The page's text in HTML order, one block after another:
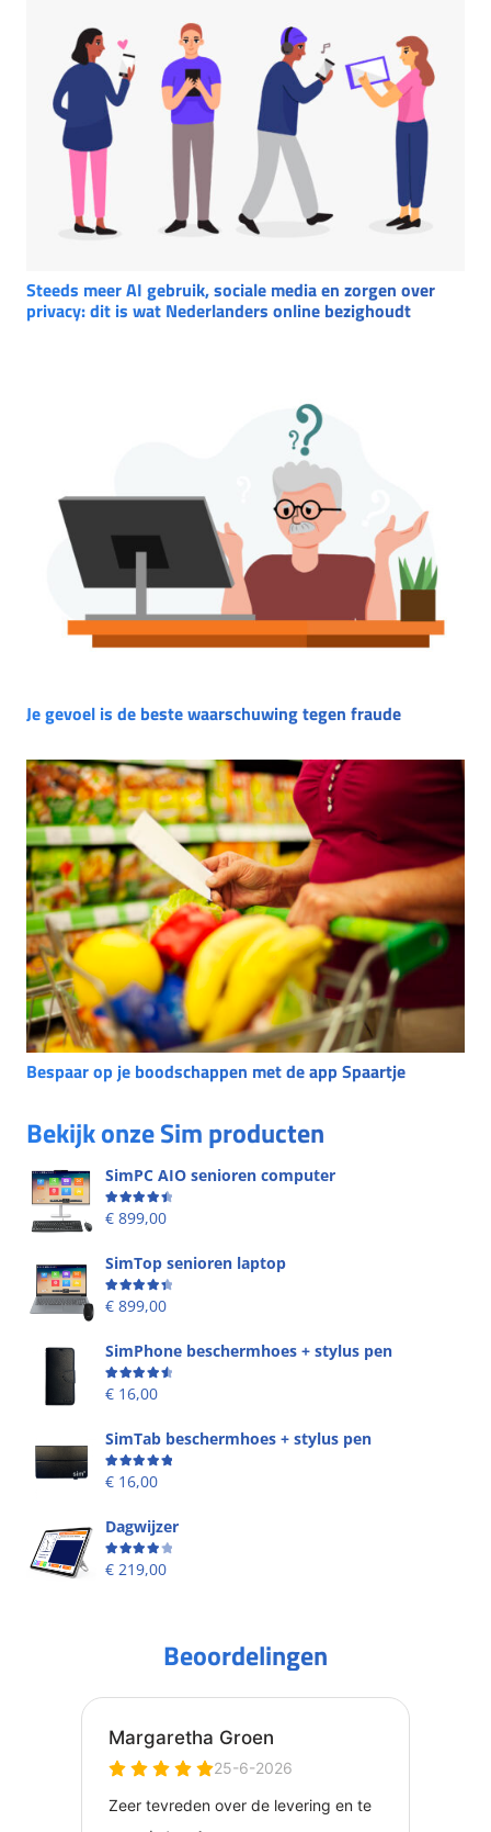
Steeds meer AI gebruik, sociale media en zorgen over
privacy: dit is wat Nederlanders online bezighoudt
Je gevoel is de beste waarschuwing tegen fraude
Bespaar op je boodschappen met de app Spaartje
Bekijk onze Sim producten
SimPC AIO senioren computer
Beoordeling
€ 899,00
SimTop senioren laptop
Beoordeling
€ 899,00
SimPhone beschermhoes + stylus pen
Beoordeling
€ 16,00
SimTab beschermhoes + stylus pen
Beoordeling
€ 16,00
Dagwijzer
Beoordeling
€ 219,00
Beoordelingen